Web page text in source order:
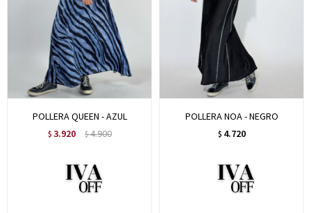
POLLERA QUEEN - AZUL
$ 3.920 $4.900
POLLERA NOA - NEGRO
$ 4.720